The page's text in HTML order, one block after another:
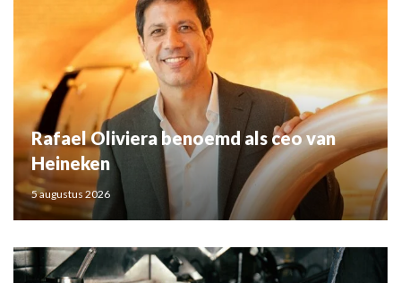
Rafael Oliviera benoemd als ceo van
Heineken
5 augustus 2026